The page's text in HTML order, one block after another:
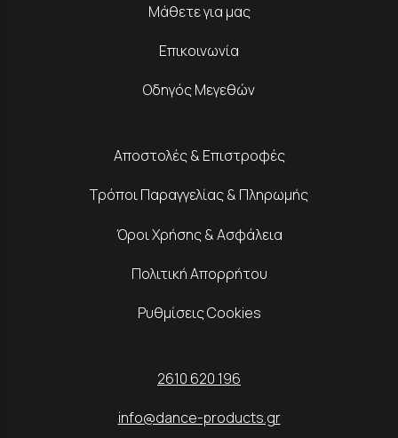
Μάθετε για μας
Επικοινωνία
Οδηγός Μεγεθών
Αποστολές & Επιστροφές
Τρόποι Παραγγελίας & Πληρωμής
Όροι Χρήσης & Ασφάλεια
Πολιτική Απορρήτου
Ρυθμίσεις Cookies
2610 620 196
info@dance-products.gr